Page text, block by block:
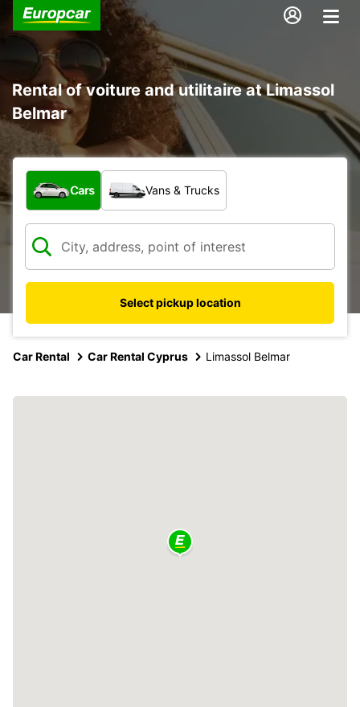
Rental of voiture and utilitaire at Limassol
Belmar
What type of vehicle?
Cars Vans & Trucks
Select pickup location
Car Rental Car Rental Cyprus Limassol Belmar